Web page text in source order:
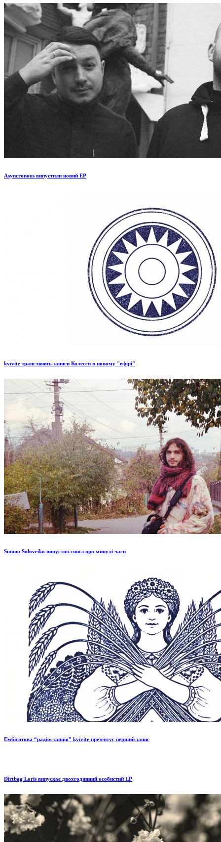
Asyncronous випустили новий EP
kyïvite транслюють записи Колесси в новому "ефірі"
Sumno Soloveiko випустив сингл про минулі часи
Ембієнтова “радіостанція” kyïvite презентує перший запис
Dirtbag Loris випускає двохгодинний особистий LP